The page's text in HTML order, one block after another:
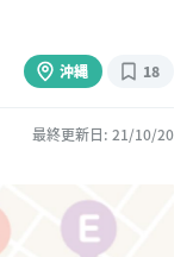
沖縄 18
最終更新日: 21/10/20